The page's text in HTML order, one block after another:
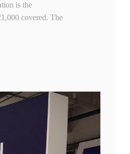
is the
covered. The